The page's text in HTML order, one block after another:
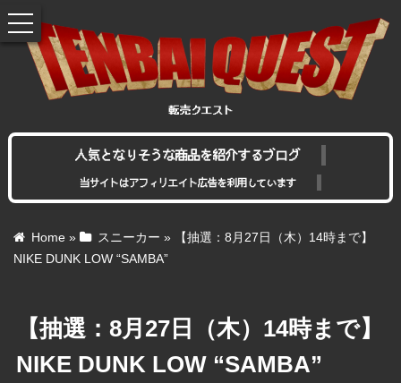
人気となりそうな商品を紹介するブログ
当サイトはアフィリエイト広告を利用しています
Home » スニーカー »
【抽選：8月27日（木）14時まで】
NIKE DUNK LOW “SAMBA”
【抽選：8月27日（木）14時まで】
NIKE DUNK LOW “SAMBA”
toggle
navigation